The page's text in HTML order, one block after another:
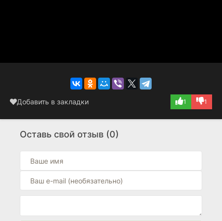
Добавить в закладки 1 1
Оставь свой отзыв (0)